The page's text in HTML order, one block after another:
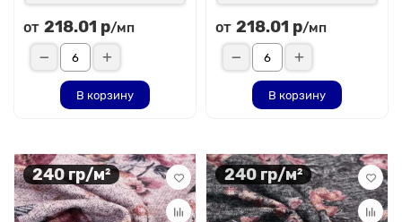
от 218.01 р/мп
В корзину
от 218.01 р/мп
В корзину
240 гр/м² 240 гр/м²